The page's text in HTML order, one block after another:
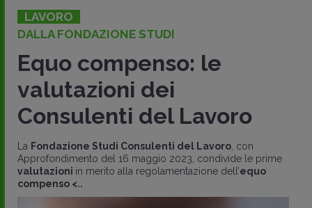
LAVORO
DALLA FONDAZIONE STUDI
Equo compenso: le
valutazioni dei
Consulenti del Lavoro
La Fondazione Studi Consulenti del Lavoro , con
Approfondimento del 16 maggio 2023, condivide le prime
valutazioni in merito alla regolamentazione dell’equo
compenso <..